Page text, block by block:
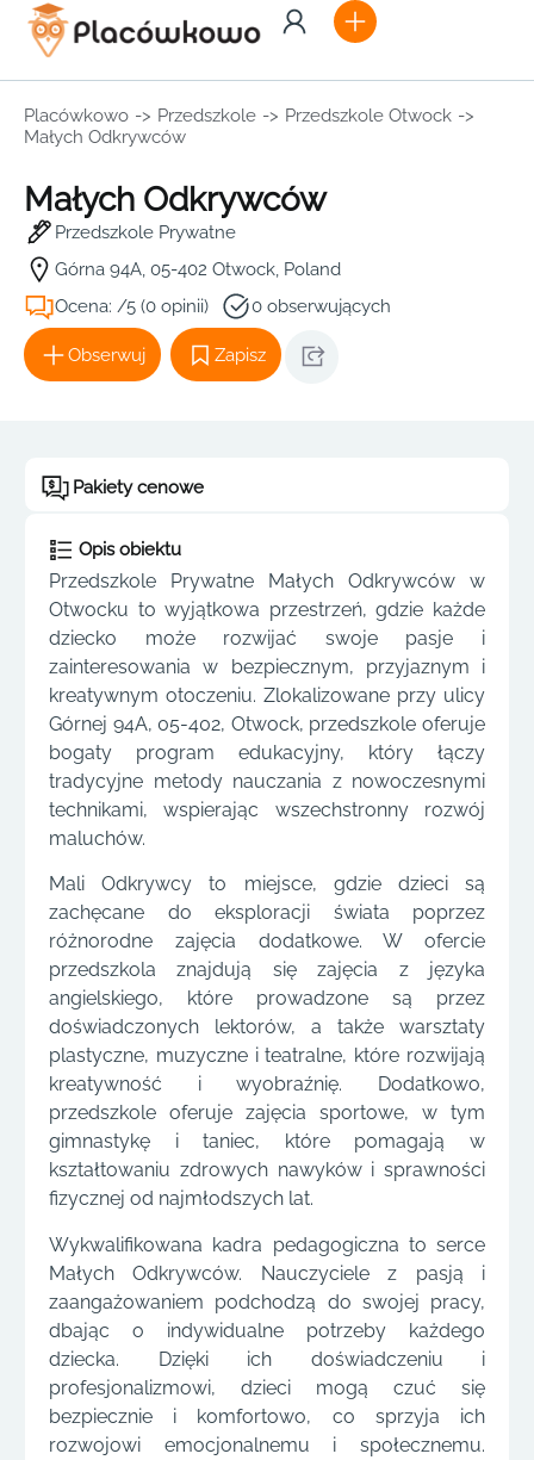
Placówkowo -> Przedszkole -> Przedszkole Otwock ->
Małych Odkrywców
Małych Odkrywców
Przedszkole Prywatne
Górna 94A, 05-402 Otwock, Poland
Ocena: /5 (0 opinii)
0 obserwujących
Obserwuj Zapisz
Pakiety cenowe
Opis obiektu
Przedszkole Prywatne Małych Odkrywców w
Otwocku to wyjątkowa przestrzeń, gdzie każde
dziecko może rozwijać swoje pasje i
zainteresowania w bezpiecznym, przyjaznym i
kreatywnym otoczeniu. Zlokalizowane przy ulicy
Górnej 94A, 05-402, Otwock, przedszkole oferuje
bogaty program edukacyjny, który łączy
tradycyjne metody nauczania z nowoczesnymi
technikami, wspierając wszechstronny rozwój
maluchów.
Mali Odkrywcy to miejsce, gdzie dzieci są
zachęcane do eksploracji świata poprzez
różnorodne zajęcia dodatkowe. W ofercie
przedszkola znajdują się zajęcia z języka
angielskiego, które prowadzone są przez
doświadczonych lektorów, a także warsztaty
plastyczne, muzyczne i teatralne, które rozwijają
kreatywność i wyobraźnię. Dodatkowo,
przedszkole oferuje zajęcia sportowe, w tym
gimnastykę i taniec, które pomagają w
kształtowaniu zdrowych nawyków i sprawności
fizycznej od najmłodszych lat.
Wykwalifikowana kadra pedagogiczna to serce
Małych Odkrywców. Nauczyciele z pasją i
zaangażowaniem podchodzą do swojej pracy,
dbając o indywidualne potrzeby każdego
dziecka. Dzięki ich doświadczeniu i
profesjonalizmowi, dzieci mogą czuć się
bezpiecznie i komfortowo, co sprzyja ich
rozwojowi emocjonalnemu i społecznemu.